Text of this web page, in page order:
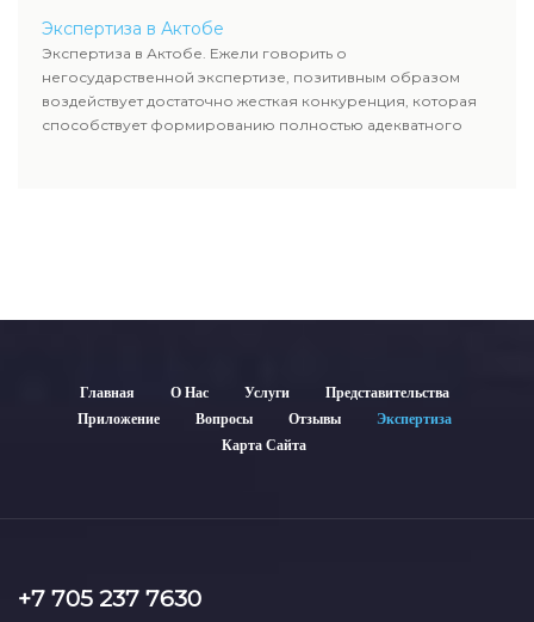
Экспертиза в Актобе
Экспертиза в Актобе. Ежели говорить о
негосударственной экспертизе, позитивным образом
воздействует достаточно жесткая конкуренция, которая
способствует формированию полностью адекватного
Главная О Нас Услуги
Представительства
Приложение
Вопросы Отзывы
Экспертиза
Карта Сайта
+7 705 237 7630